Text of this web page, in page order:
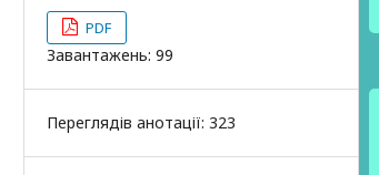
PDF
Завантажень: 99
Переглядів анотації: 323